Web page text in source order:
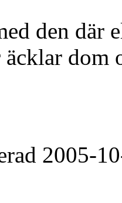
den där
dom
2005-